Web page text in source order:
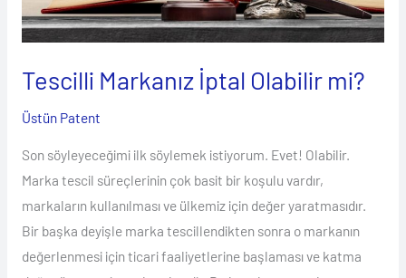
Tescilli Markanız İptal Olabilir mi?
Üstün Patent
Son söyleyeceğimi ilk söylemek istiyorum. Evet! Olabilir.
Marka tescil süreçlerinin çok basit bir koşulu vardır,
markaların kullanılması ve ülkemiz için değer yaratmasıdır.
Bir başka deyişle marka tescillendikten sonra o markanın
değerlenmesi için ticari faaliyetlerine başlaması ve katma